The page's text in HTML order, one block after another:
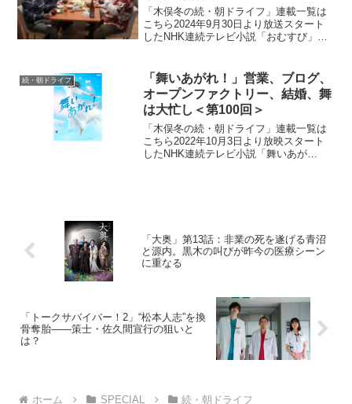
「木俣冬の続・朝ドライフ」連載一覧は
こちら2024年9月30日より放送スタート
したNHK連続テレビ小説「おむすび」。
岡・糸島で両親や祖父母と共に暮らして
いた...
続・朝ドライフ
「舞いあがれ！」営業、ブログ、
オープンファクトリー、結婚、舞
は大忙し＜第100回＞
「木俣冬の続・朝ドライフ」連載一覧は
こちら2022年10月3日より放映スタート
したNHK連続テレビ小説「舞いあが
「大奥」第13話：非業の死を遂げる青沼
と源内。黒木の叫びが昨今の医療シーン
に重なる
「トークサバイバー！2」“松本人志”を換
骨奪胎——策士・佐久間宣行の狙いと
は？
ホーム SPECIAL 続・朝ドライフ